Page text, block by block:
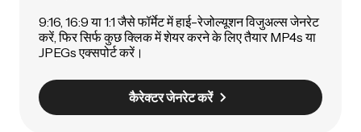
9:16, 16:9 या 1:1 जैसे फॉर्मेट में हाई-रेजोल्यूशन विजुअल्स जेनरेट
करें, फिर सिर्फ कुछ क्लिक में शेयर करने के लिए तैयार MP4s या
JPEGs एक्सपोर्ट करें।
कैरेक्टर जेनरेट करें